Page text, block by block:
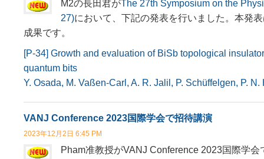
M2の長田君がThe 27th Symposium on the
27)において、下記の発表を行いました。本発
成果です。
[P-34] Growth and evaluation of BiSb topological
quantum bits
Y. Osada, M. Vaßen-Carl, A. R. Jalil, P. Schüffelgen, P. N.
VANJ Conference 2023国際学会で招待講演
2023年12月2日 6:45 PM
Pham准教授がVANJ Conference 2023国際学